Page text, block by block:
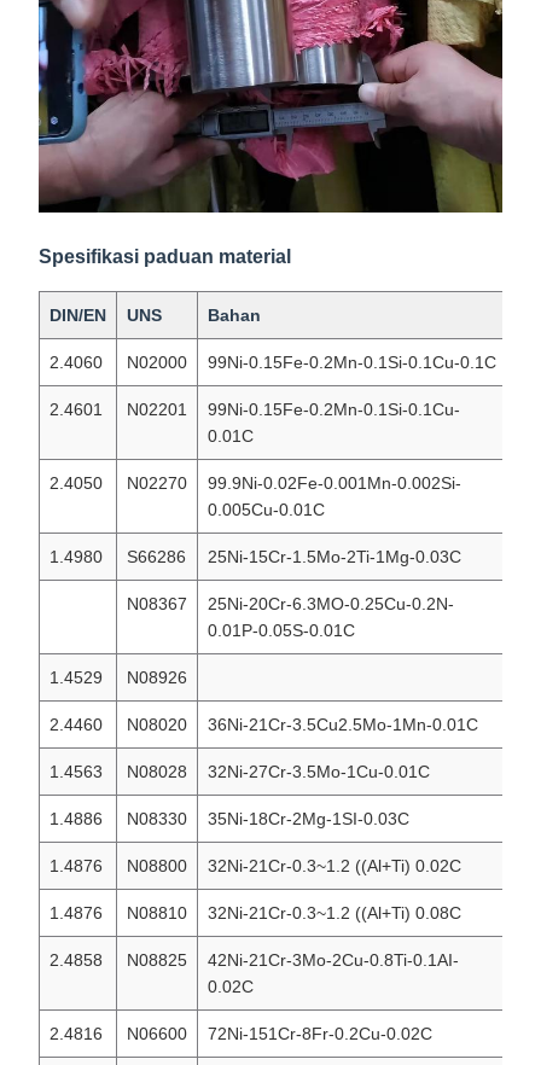
Spesifikasi paduan material
DIN/EN UNS Bahan
2.4060 N02000 99Ni-0.15Fe-0.2Mn-0.1Si-0.1Cu-0.1C
2.4601 N02201
99Ni-0.15Fe-0.2Mn-0.1Si-0.1Cu-
0.01C
2.4050 N02270
99.9Ni-0.02Fe-0.001Mn-0.002Si-
0.005Cu-0.01C
1.4980 S66286 25Ni-15Cr-1.5Mo-2Ti-1Mg-0.03C
N08367
25Ni-20Cr-6.3MO-0.25Cu-0.2N-
0.01P-0.05S-0.01C
1.4529 N08926
2.4460 N08020 36Ni-21Cr-3.5Cu2.5Mo-1Mn-0.01C
1.4563 N08028 32Ni-27Cr-3.5Mo-1Cu-0.01C
1.4886 N08330 35Ni-18Cr-2Mg-1SI-0.03C
1.4876 N08800 32Ni-21Cr-0.3~1.2 ((Al+Ti) 0.02C
1.4876 N08810 32Ni-21Cr-0.3~1.2 ((Al+Ti) 0.08C
2.4858 N08825
42Ni-21Cr-3Mo-2Cu-0.8Ti-0.1AI-
0.02C
2.4816 N06600 72Ni-151Cr-8Fr-0.2Cu-0.02C